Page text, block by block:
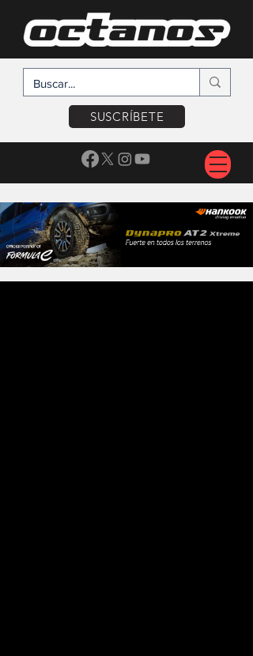
SUSCRÍBETE